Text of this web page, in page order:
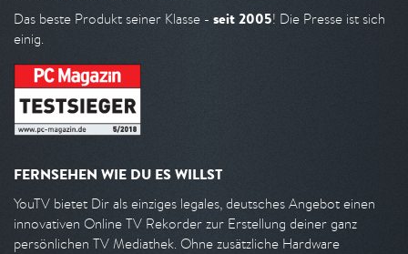
Das beste Produkt seiner Klasse - seit 2005! Die Presse ist sich
einig.
FERNSEHEN WIE DU ES WILLST
YouTV bietet Dir als einziges legales, deutsches Angebot einen
innovativen Online TV Rekorder zur Erstellung deiner ganz
persönlichen TV Mediathek. Ohne zusätzliche Hardware